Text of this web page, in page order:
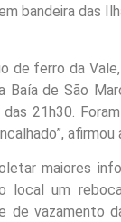
bandeira das
de ferro da
Baía de São
21h30.
afirmou
maiores
local um
de vazamento